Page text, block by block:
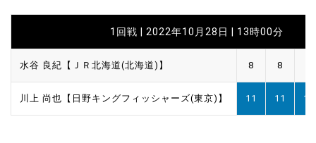
1回戦 | 2022年10月28日 | 13時00分
水谷 良紀【ＪＲ北海道(北海道)】 8 8
川上 尚也【日野キングフィッシャーズ(東京)】 11 11 11